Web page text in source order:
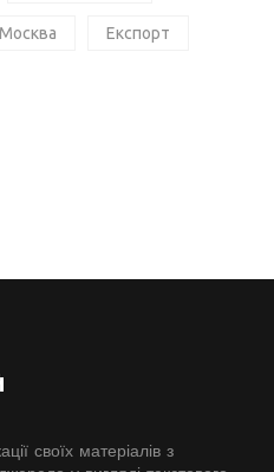
Москва Експорт
своїх матеріалів з